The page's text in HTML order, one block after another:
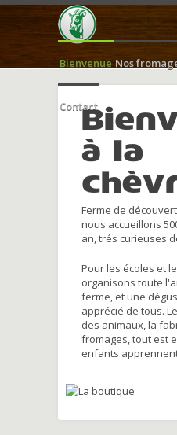
Bienvenue Nos
Contact
à la
Ferme de
nous accueillons
an, trés curieuses
Pour les écoles et
organisons toute
ferme, et une
apprécié de tous.
des animaux, la
fromages, tout est
enfants